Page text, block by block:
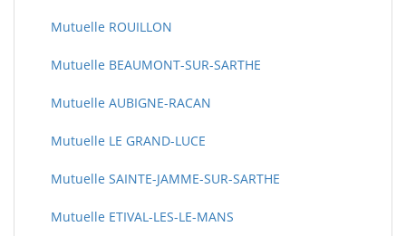
Mutuelle ROUILLON
Mutuelle BEAUMONT-SUR-SARTHE
Mutuelle AUBIGNE-RACAN
Mutuelle LE GRAND-LUCE
Mutuelle SAINTE-JAMME-SUR-SARTHE
Mutuelle ETIVAL-LES-LE-MANS